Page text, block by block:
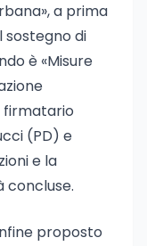
a prima
sostegno di
è «Misure
firmatario
(PD) e
e la
concluse.
proposto